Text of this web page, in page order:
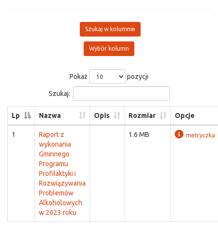
Szukaj w kolumnie
Wybór kolumn
Pokaż pozycji
Szukaj:
Lp Nazwa Opis Rozmiar Opcje
1
Raport z
wykonania
Gminnego
Programu
Profilaktyki i
Rozwiązywania
Problemów
Alkoholowych
w 2023 roku
1.6 MB metryczka